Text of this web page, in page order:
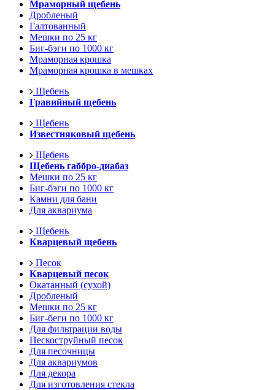
Мраморный щебень
Дробленый
Галтованный
Мешки по 25 кг
Биг-бэги по 1000 кг
Мраморная крошка
Мраморная крошка в мешках
Щебень
Гравийный щебень
Щебень
Известняковый щебень
Щебень
Щебень габбро-диабаз
Мешки по 25 кг
Биг-бэги по 1000 кг
Камни для бани
Для аквариума
Щебень
Кварцевый щебень
Песок
Кварцевый песок
Окатанный (сухой)
Дробленый
Мешки по 25 кг
Биг-беги по 1000 кг
Для фильтрации воды
Пескоструйный песок
Для песочницы
Для аквариумов
Для декора
Для изготовления стекла